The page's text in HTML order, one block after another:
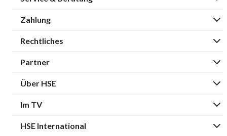
Zahlung
Rechtliches
Partner
Über HSE
Im TV
HSE International